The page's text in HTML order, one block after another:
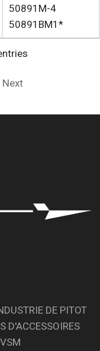
50891M-4
50891BM1*
Next
DE PITOT
D'ACCESSOIRES